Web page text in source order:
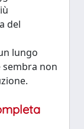
del
lungo
non